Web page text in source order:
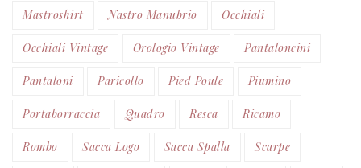
Mastroshirt Nastro Manubrio Occhiali
Occhiali Vintage Orologio Vintage Pantaloncini
Pantaloni Paricollo Pied Poule Piumino
Portaborraccia Quadro Resca Ricamo
Rombo Sacca Logo Sacca Spalla Scarpe